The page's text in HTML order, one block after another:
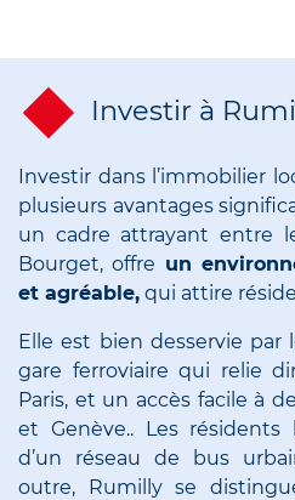
Investir à
Investir dans l’immobilier
plusieurs avantages
un cadre attrayant entre
Bourget, offre un
et agréable, qui attire
Elle est bien desservie par
gare ferroviaire qui relie
Paris, et un accès facile à
et Genève.. Les
d’un réseau de bus
outre, Rumilly se